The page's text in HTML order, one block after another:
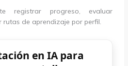
registrar progreso, evaluar
rutas de aprendizaje por perfil.
en IA para